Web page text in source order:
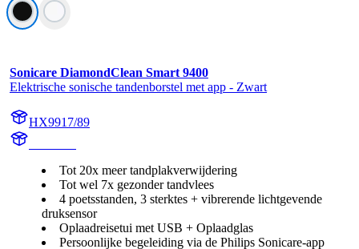
Sonicare DiamondClean Smart 9400
Elektrische sonische tandenborstel met app - Zwart
HX9917/89
Tot 20x meer tandplakverwijdering
Tot wel 7x gezonder tandvlees
4 poetsstanden, 3 sterktes + vibrerende lichtgevende
druksensor
Oplaadreisetui met USB + Oplaadglas
Persoonlijke begeleiding via de Philips Sonicare-app